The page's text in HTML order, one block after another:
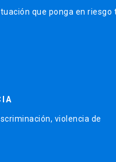
que ponga en riesgo
violencia de